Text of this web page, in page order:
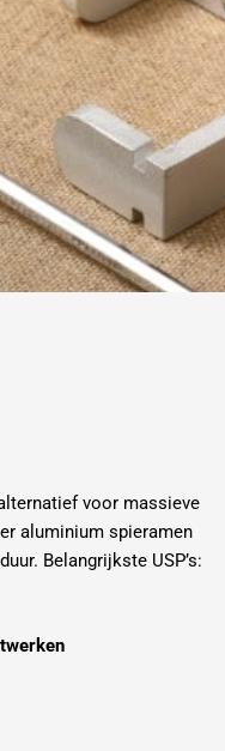
voor massieve
aluminium spieramen
Belangrijkste USP’s: